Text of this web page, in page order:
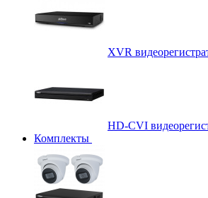
XVR
HD-CVI
Комплекты